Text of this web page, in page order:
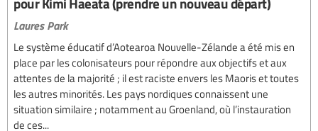
Laures Park
Le système éducatif d’Aotearoa Nouvelle-Zélande a été mis en
place par les colonisateurs pour répondre aux objectifs et aux
attentes de la majorité ; il est raciste envers les Maoris et toutes
les autres minorités. Les pays nordiques connaissent une
situation similaire ; notamment au Groenland, où l’instauration
de ces...